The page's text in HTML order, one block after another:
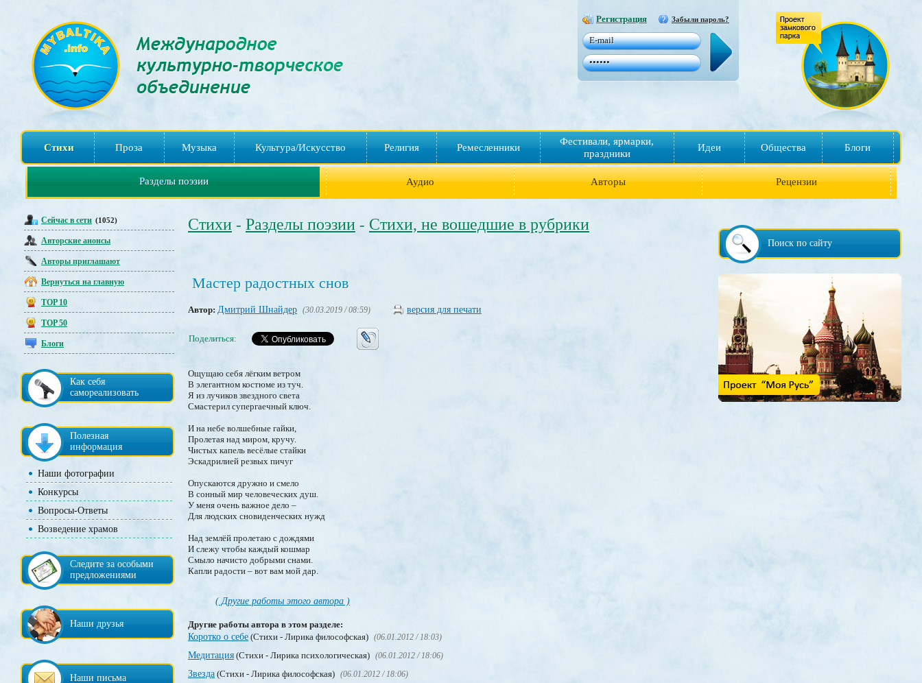
Регистрация Забыли пароль?
Стихи Проза Музыка Культура/Искусство Религия Ремесленники
Фестивали, ярмарки,
праздники
Идеи Общества Блоги
Разделы поэзии Аудио Авторы Рецензии
Сейчас в сети (1052)
Авторские анонсы
Авторы приглашают
Вернуться на главную
TOP 10
TOP 50
Блоги
Как себя
самореализовать
Полезная
информация
Наши фотографии
Конкурсы
Вопросы-Ответы
Возведение храмов
Следите за особыми
предложениями
Наши друзья
Наши письма
Поиск по сайту
Стихи - Разделы поэзии - Стихи, не вошедшие в рубрики
Мастер радостных снов
Автор: Дмитрий Шнайдер (30.03.2019 / 08:59) версия для печати
Поделиться:
Ощущаю себя лёгким ветром
В элегантном костюме из туч.
Я из лучиков звездного света
Смастерил супергаечный ключ.
И на небе волшебные гайки,
Пролетая над миром, кручу.
Чистых капель весёлые стайки
Эскадрилией резвых пичуг
Опускаются дружно и смело
В сонный мир человеческих душ.
У меня очень важное дело –
Для людских сновиденческих нужд
Над землёй пролетаю с дождями
И слежу чтобы каждый кошмар
Смыло начисто добрыми снами.
Капли радости – вот вам мой дар.
( Другие работы этого автора )
Другие работы автора в этом разделе:
Коротко о себе (Стихи - Лирика философская) (06.01.2012 / 18:03)
Медитация (Стихи - Лирика психологическая) (06.01.2012 / 18:06)
Звезда (Стихи - Лирика философская) (06.01.2012 / 18:06)